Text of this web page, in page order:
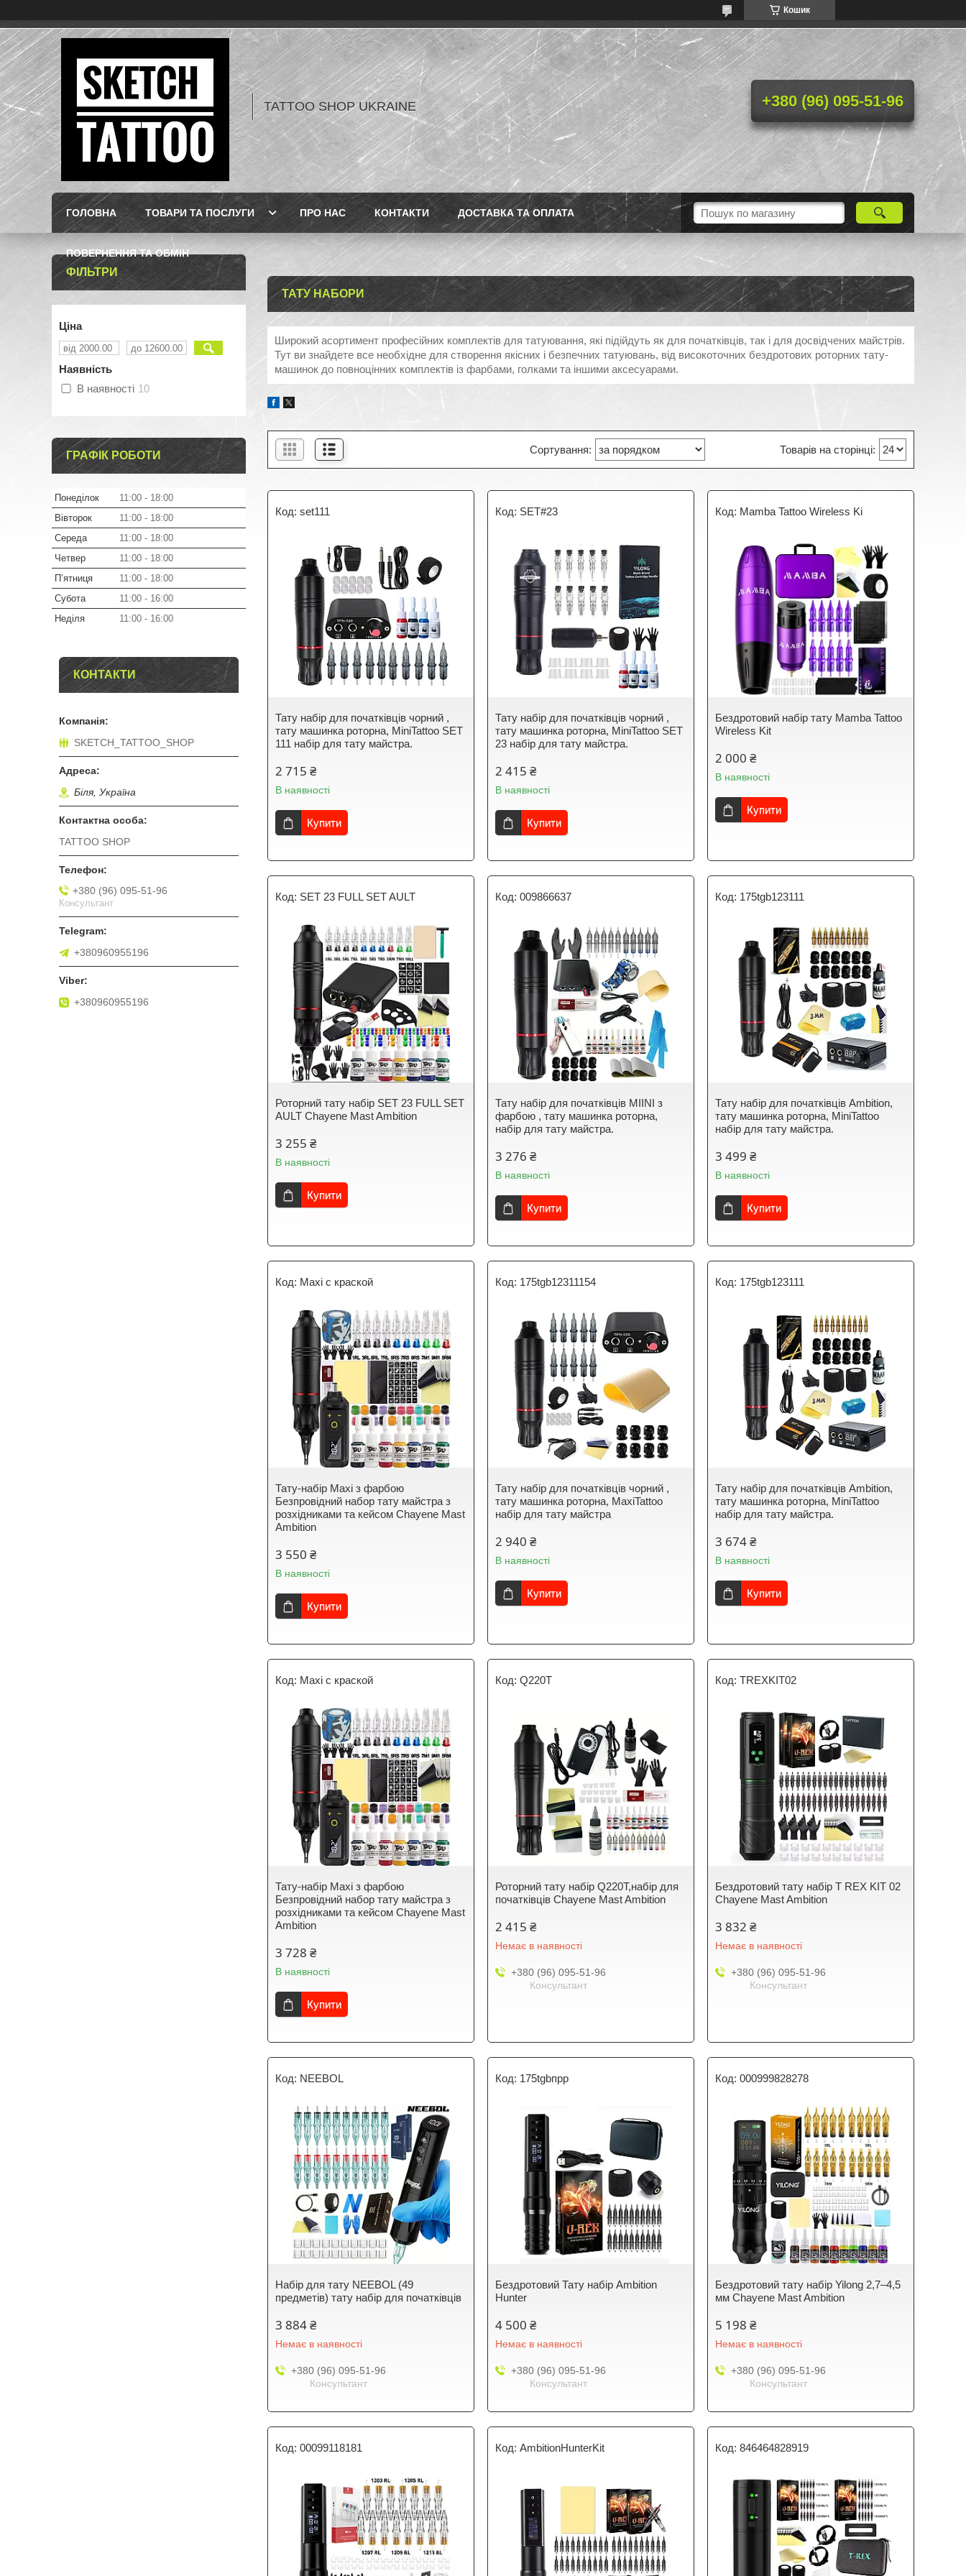
Кошик
TATTOO SHOP UKRAINE +380 (96) 095-51-96
ГОЛОВНА ТОВАРИ ТА ПОСЛУГИ ПРО НАС КОНТАКТИ ДОСТАВКА ТА ОПЛАТА
ПОВЕРНЕННЯ ТА ОБМІН
ТАТУ НАБОРИ
Широкий асортимент професійних комплектів для татуювання, які підійдуть як для початківців, так і для досвідчених майстрів.
Тут ви знайдете все необхідне для створення якісних і безпечних татуювань, від високоточних бездротових роторних тату-
машинок до повноцінних комплектів із фарбами, голками та іншими аксесуарами.
set111
Тату набір для початківців чорний ,
тату машинка роторна, MiniTattoo SET
111 набір для тату майстра.
2 715 ₴
В наявності
Купити
SET#23
Тату набір для початківців чорний ,
тату машинка роторна, MiniTattoo SET
23 набір для тату майстра.
2 415 ₴
В наявності
Купити
Mamba Tattoo Wireless Ki
Бездротовий набір тату Mamba Tattoo
Wireless Kit
2 000 ₴
В наявності
Купити
SET 23 FULL SET AULT
Роторний тату набір SET 23 FULL SET
AULT Chayene Mast Ambition
3 255 ₴
В наявності
Купити
009866637
Тату набір для початківців MIINI з
фарбою , тату машинка роторна,
набір для тату майстра.
3 276 ₴
В наявності
Купити
175tgb123111
Тату набір для початківців Ambition,
тату машинка роторна, MiniTattoo
набір для тату майстра.
3 499 ₴
В наявності
Купити
Maxi с краской
Тату-набір Maxi з фарбою
Безпровідний набор тату майстра з
розхідниками та кейсом Chayene Mast
Ambition
3 550 ₴
В наявності
Купити
175tgb12311154
Тату набір для початківців чорний ,
тату машинка роторна, MaxiTattoo
набір для тату майстра
2 940 ₴
В наявності
Купити
175tgb123111
Тату набір для початківців Ambition,
тату машинка роторна, MiniTattoo
набір для тату майстра.
3 674 ₴
В наявності
Купити
Maxi с краской
Тату-набір Maxi з фарбою
Безпровідний набор тату майстра з
розхідниками та кейсом Chayene Mast
Ambition
3 728 ₴
В наявності
Купити
Q220T
Роторний тату набір Q220T,набір для
початківців Chayene Mast Ambition
2 415 ₴
Немає в наявності
+380 (96) 095-51-96
Консультант
TREXKIT02
Бездротовий тату набір T REX KIT 02
Chayene Mast Ambition
3 832 ₴
Немає в наявності
+380 (96) 095-51-96
Консультант
NEEBOL
Набір для тату NEEBOL (49
предметів) тату набір для початківців
3 884 ₴
Немає в наявності
+380 (96) 095-51-96
Консультант
175tgbпрр
Бездротовий Тату набір Ambition
Hunter
4 500 ₴
Немає в наявності
+380 (96) 095-51-96
Консультант
000999828278
Бездротовий тату набір Yilong 2,7–4,5
мм Chayene Mast Ambition
5 198 ₴
Немає в наявності
+380 (96) 095-51-96
Консультант
00099118181 AmbitionHunterKit 846464828919
ФІЛЬТРИ
Ціна
Наявність
В наявності 10
ГРАФІК РОБОТИ
Понеділок 11:00
18:00
Вівторок
11:00
18:00
Середа
11:00
18:00
Четвер
11:00
18:00
Пʼятниця
11:00
18:00
Субота
11:00
16:00
Неділя
11:00 16:00
КОНТАКТИ
SKETCH_TATTOO_SHOP
Біля, Україна
TATTOO SHOP
+380 (96) 095-51-96
Консультант
+380960955196
+380960955196